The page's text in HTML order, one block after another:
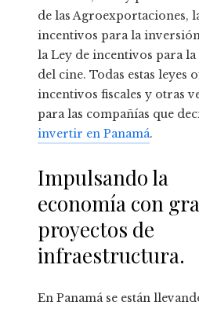
de las Agroexportaciones,
incentivos para la
la Ley de incentivos para
del cine. Todas estas leyes
incentivos fiscales y otras
para las compañías que
invertir en Panamá.
Impulsando la
economía con
proyectos de
infraestructura.
En Panamá se están